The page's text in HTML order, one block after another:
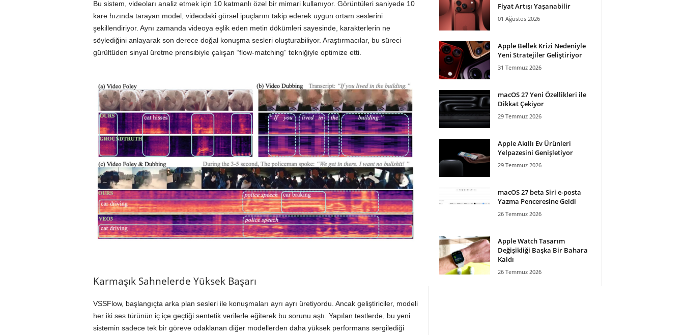
Bu sistem, videoları analiz etmek için 10 katmanlı özel bir mimari kullanıyor. Görüntüleri saniyede 10
kare hızında tarayan model, videodaki görsel ipuçlarını takip ederek uygun ortam seslerini
şekillendiriyor. Aynı zamanda videoya eşlik eden metin dökümleri sayesinde, karakterlerin ne
söylediğini anlayarak son derece doğal konuşma sesleri oluşturabiliyor. Araştırmacılar, bu süreci
gürültüden sinyal üretme prensibiyle çalışan “flow-matching” tekniğiyle optimize etti.
Karmaşık Sahnelerde Yüksek Başarı
VSSFlow, başlangıçta arka plan sesleri ile konuşmaları ayrı ayrı üretiyordu. Ancak geliştiriciler, modeli
her iki ses türünün iç içe geçtiği sentetik verilerle eğiterek bu sorunu aştı. Yapılan testlerde, bu yeni
sistemin sadece tek bir göreve odaklanan diğer modellerden daha yüksek performans sergilediği
Fiyat Artışı Yaşanabilir
01 Ağustos 2026
Apple Bellek Krizi Nedeniyle
Yeni Stratejiler Geliştiriyor
31 Temmuz 2026
macOS 27 Yeni Özellikleri ile
Dikkat Çekiyor
29 Temmuz 2026
Apple Akıllı Ev Ürünleri
Yelpazesini Genişletiyor
29 Temmuz 2026
macOS 27 beta Siri e-posta
Yazma Penceresine Geldi
26 Temmuz 2026
Apple Watch Tasarım
Değişikliği Başka Bir Bahara
Kaldı
26 Temmuz 2026